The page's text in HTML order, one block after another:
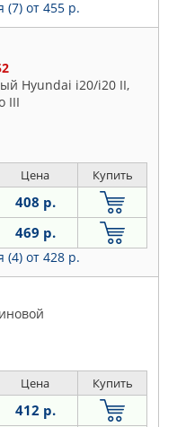
(7) от 455 р.
Hyundai i20/i20 II,
III
Цена Купить
408 р.
469 р.
(4) от 428 р.
Цена Купить
412 р.